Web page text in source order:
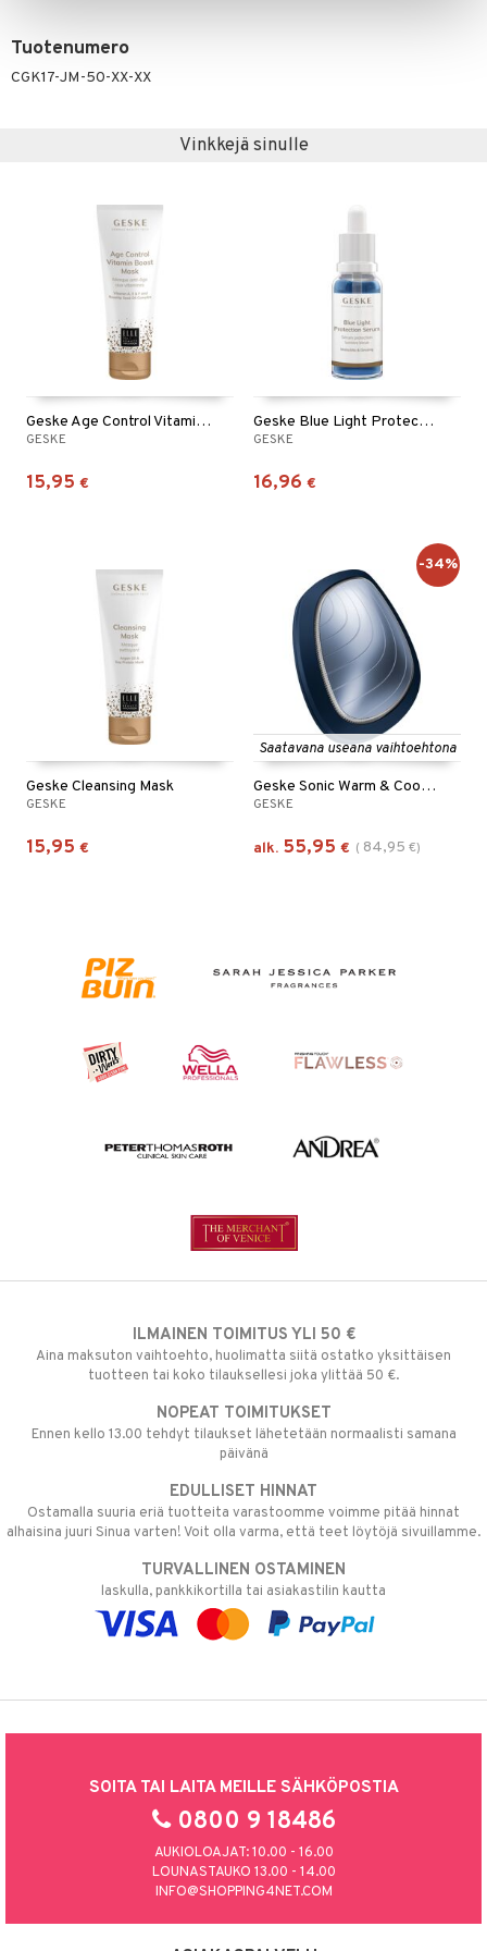
Tuotenumero
CGK17-JM-50-XX-XX
Vinkkejä sinulle
Geske Age Control Vitamin Boost Mask
GESKE
15,95 €
Geske Blue Light Protection Serum
GESKE
16,96 €
Geske Cleansing Mask
GESKE
15,95 €
Saatavana useana vaihtoehtona
Geske Sonic Warm & Cool Mask | 9 in 1
GESKE
alk. 55,95 € ( 84,95 €)
-34%
ILMAINEN TOIMITUS YLI 50 €
Aina maksuton vaihtoehto, huolimatta siitä ostatko yksittäisen
tuotteen tai koko tilauksellesi joka ylittää 50 €.
NOPEAT TOIMITUKSET
Ennen kello 13.00 tehdyt tilaukset lähetetään normaalisti samana
päivänä
EDULLISET HINNAT
Ostamalla suuria eriä tuotteita varastoomme voimme pitää hinnat
alhaisina juuri Sinua varten! Voit olla varma, että teet löytöjä sivuillamme.
TURVALLINEN OSTAMINEN
laskulla, pankkikortilla tai asiakastilin kautta
SOITA TAI LAITA MEILLE SÄHKÖPOSTIA
0800 9 18486
AUKIOLOAJAT: 10.00 - 16.00
LOUNASTAUKO 13.00 - 14.00
INFO@SHOPPING4NET.COM